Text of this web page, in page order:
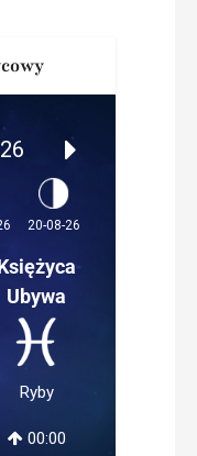
20-08-26
Ubywa
Ryby
00:00